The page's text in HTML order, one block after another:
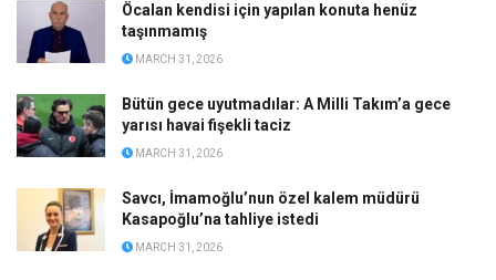
Öcalan kendisi için yapılan konuta henüz
taşınmamış
MARCH 31, 2026
Bütün gece uyutmadılar: A Milli Takım’a gece
yarısı havai fişekli taciz
MARCH 31, 2026
Savcı, İmamoğlu’nun özel kalem müdürü
Kasapoğlu’na tahliye istedi
MARCH 31, 2026